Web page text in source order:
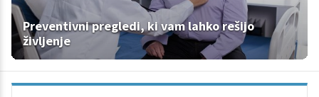
Preventivni pregledi, ki vam lahko rešijo
življenje